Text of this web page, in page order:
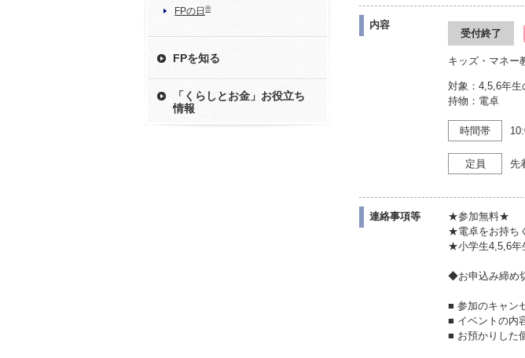
FPの日 ®
FPを知る
「くらしとお金」お役立ち
情報
内容
受付終了
キッズ・マネー
対象：4,5,6年生
持物：電卓
時間帯
定員 先
連絡事項等
★参加無料★
★電卓をお持ち
★小学生4,5,6年
◆お申込み締め
■ 参加のキャン
■ イベントの内
■ お預かりした